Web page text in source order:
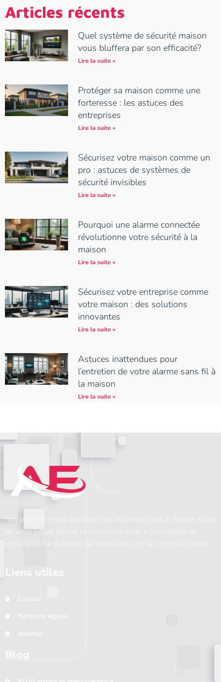
Articles récents
Quel système de sécurité maison
vous bluffera par son efficacité?
Lire la suite »
Protéger sa maison comme une
forteresse : les astuces des
entreprises
Lire la suite »
Sécurisez votre maison comme un
pro : astuces de systèmes de
sécurité invisibles
Lire la suite »
Pourquoi une alarme connectée
révolutionne votre sécurité à la
maison
Lire la suite »
Sécurisez votre entreprise comme
votre maison : des solutions
innovantes
Lire la suite »
Astuces inattendues pour
l’entretien de votre alarme sans fil à
la maison
Lire la suite »
Nos professionnels qualifiés vous accompagnent à chaque étape
de votre projet, depuis la conception jusqu’à l’installation de
votre système d’alarme, de surveillance ou de contrôle d’accès.
Liens utiles